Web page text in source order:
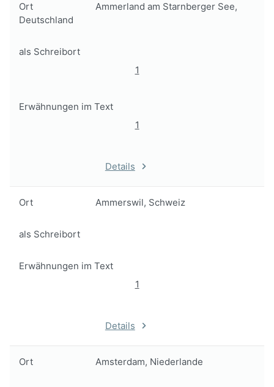
Ort
Ammerland am Starnberger See,
Deutschland
als Schreibort
1
Erwähnungen im Text
1
Details
Ort Ammerswil, Schweiz
als Schreibort
Erwähnungen im Text
1
Details
Ort Amsterdam, Niederlande